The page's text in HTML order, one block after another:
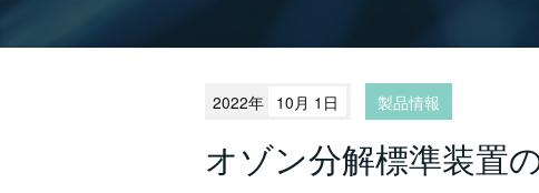
2022年 10月 1日 製品情報
オゾン分解標準装置